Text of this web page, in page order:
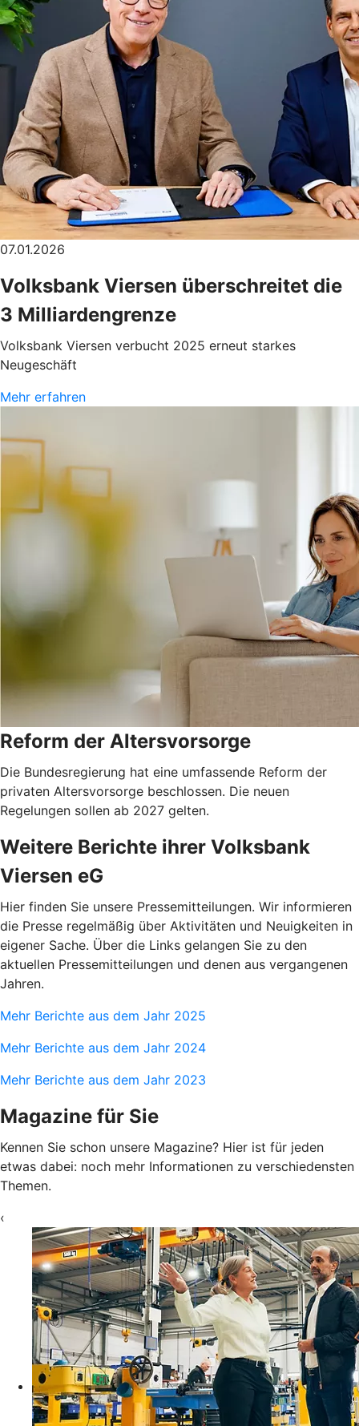
07.01.2026
Volksbank Viersen überschreitet die
3 Milliardengrenze
Volksbank Viersen verbucht 2025 erneut starkes
Neugeschäft
Mehr erfahren
Reform der Altersvorsorge
Die Bundesregierung hat eine umfassende Reform der
privaten Altersvorsorge beschlossen. Die neuen
Regelungen sollen ab 2027 gelten.
Weitere Berichte ihrer Volksbank
Viersen eG
Hier finden Sie unsere Pressemitteilungen. Wir informieren
die Presse regelmäßig über Aktivitäten und Neuigkeiten in
eigener Sache. Über die Links gelangen Sie zu den
aktuellen Pressemitteilungen und denen aus vergangenen
Jahren.
Mehr Berichte aus dem Jahr 2025
Mehr Berichte aus dem Jahr 2024
Mehr Berichte aus dem Jahr 2023
Magazine für Sie
Kennen Sie schon unsere Magazine? Hier ist für jeden
etwas dabei: noch mehr Informationen zu verschiedensten
Themen.
‹